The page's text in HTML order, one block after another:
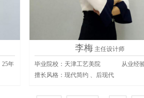
25年
李梅 主任设计师
毕业院校：天津工艺美院 从业经
擅长风格：现代简约 、后现代